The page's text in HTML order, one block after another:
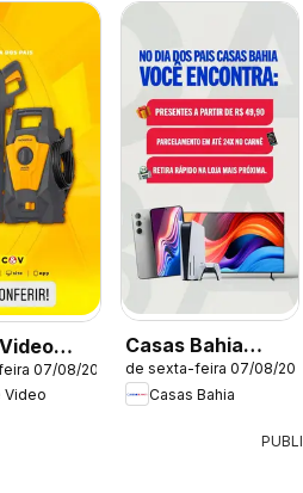
07/08/2026
Video
Casas Bahia
ofertas
de sexta-feira 07/08/
Casas Bahia